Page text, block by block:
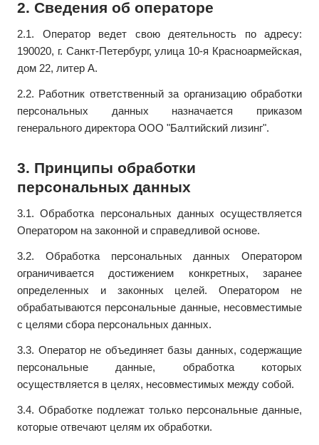
2. Сведения об операторе
2.1. Оператор ведет свою деятельность по адресу:
190020, г. Санкт-Петербург, улица 10-я Красноармейская,
дом 22, литер А.
2.2. Работник ответственный за организацию обработки
персональных данных назначается приказом
генерального директора ООО "Балтийский лизинг".
3. Принципы обработки
персональных данных
3.1. Обработка персональных данных осуществляется
Оператором на законной и справедливой основе.
3.2. Обработка персональных данных Оператором
ограничивается достижением конкретных, заранее
определенных и законных целей. Оператором не
обрабатываются персональные данные, несовместимые
с целями сбора персональных данных.
3.3. Оператор не объединяет базы данных, содержащие
персональные данные, обработка которых
осуществляется в целях, несовместимых между собой.
3.4. Обработке подлежат только персональные данные,
которые отвечают целям их обработки.